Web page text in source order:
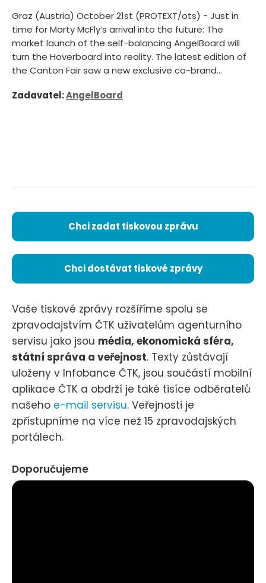
Graz (Austria) October 21st (PROTEXT/ots) - Just in
time for Marty McFly’s arrival into the future: The
market launch of the self-balancing AngelBoard will
turn the Hoverboard into reality. The latest edition of
the Canton Fair saw a new exclusive co-brand...
Zadavatel:AngelBoard
Chci zadat tiskovou zprávu
Chci dostávat tiskové zprávy
Vaše tiskové zprávy rozšíříme spolu se
zpravodajstvím ČTK uživatelům agenturního
servisu jako jsou média, ekonomická sféra,
státní správa a veřejnost. Texty zůstávají
uloženy v Infobance ČTK, jsou součástí mobilní
aplikace ČTK a obdrží je také tisíce odběratelů
našeho e-mail servisu. Veřejnosti je
zpřístupníme na více než 15 zpravodajských
portálech.
Doporučujeme